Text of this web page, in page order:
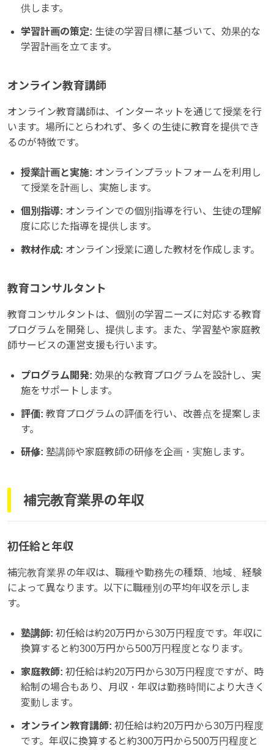
供します。
学習計画の策定: 生徒の学習目標に基づいて、効果的な
学習計画を立てます。
オンライン教育講師
オンライン教育講師は、インターネットを通じて授業を行
います。場所にとらわれず、多くの生徒に教育を提供でき
るのが特徴です。
授業計画と実施: オンラインプラットフォームを利用し
て授業を計画し、実施します。
個別指導: オンラインでの個別指導を行い、生徒の理解
度に応じた指導を提供します。
教材作成: オンライン授業に適した教材を作成します。
教育コンサルタント
教育コンサルタントは、個別の学習ニーズに対応する教育
プログラムを開発し、提供します。また、学習塾や家庭教
師サービスの運営支援も行います。
プログラム開発: 効果的な教育プログラムを設計し、実
施をサポートします。
評価: 教育プログラムの評価を行い、改善点を提案しま
す。
研修: 塾講師や家庭教師の研修を企画・実施します。
補完教育業界の年収
初任給と年収
補完教育業界の年収は、職種や勤務先の種類、地域、経験
によって異なります。以下に職種別の平均年収を示しま
す。
塾講師: 初任給は約20万円から30万円程度です。年収に
換算すると約300万円から500万円程度となります。
家庭教師: 初任給は約20万円から30万円程度ですが、時
給制の場合もあり、月収・年収は勤務時間により大きく
変動します。
オンライン教育講師: 初任給は約20万円から30万円程度
です。年収に換算すると約300万円から500万円程度と